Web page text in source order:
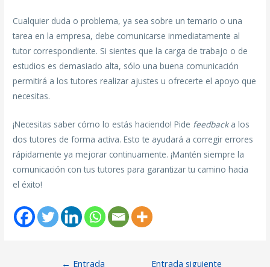
Cualquier duda o problema, ya sea sobre un temario o una
tarea en la empresa, debe comunicarse inmediatamente al
tutor correspondiente. Si sientes que la carga de trabajo o de
estudios es demasiado alta, sólo una buena comunicación
permitirá a los tutores realizar ajustes u ofrecerte el apoyo que
necesitas.
¡Necesitas saber cómo lo estás haciendo! Pide feedbacka los
dos tutores de forma activa. Esto te ayudará a corregir errores
rápidamente ya mejorar continuamente. ¡Mantén siempre la
comunicación con tus tutores para garantizar tu camino hacia
el éxito!
← Entrada Entrada siguiente